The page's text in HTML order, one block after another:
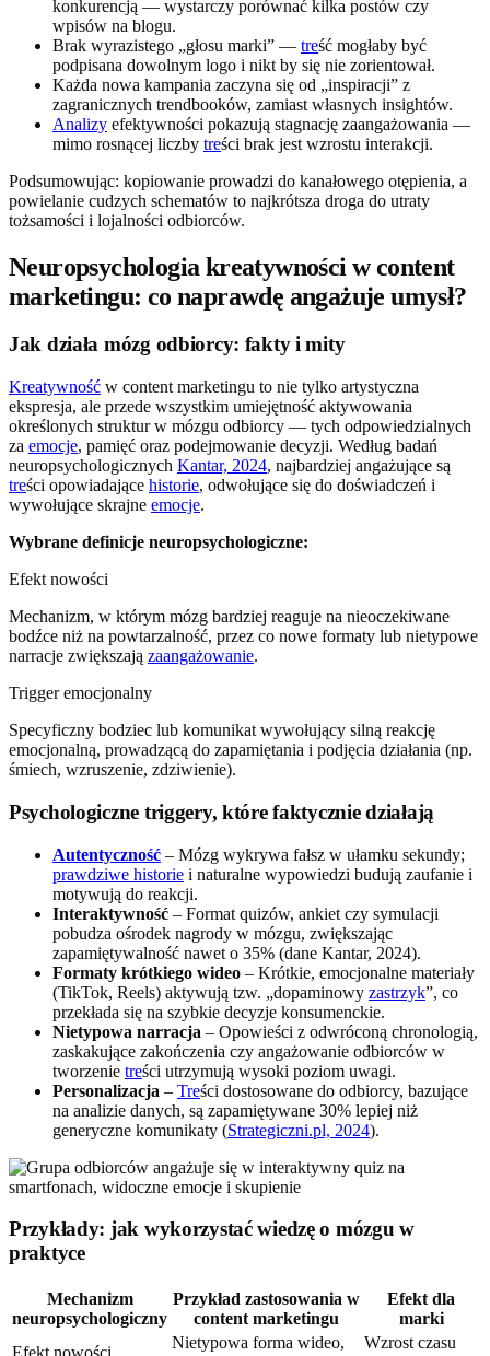
konkurencją — wystarczy porównać kilka postów czy
wpisów na blogu.
Brak wyrazistego „głosu marki” — treść mogłaby być
podpisana dowolnym logo i nikt by się nie zorientował.
Każda nowa kampania zaczyna się od „inspiracji” z
zagranicznych trendbooków, zamiast własnych insightów.
Analizy efektywności pokazują stagnację zaangażowania —
mimo rosnącej liczby treści brak jest wzrostu interakcji.
Podsumowując: kopiowanie prowadzi do kanałowego otępienia, a
powielanie cudzych schematów to najkrótsza droga do utraty
tożsamości i lojalności odbiorców.
Neuropsychologia kreatywności w content
marketingu: co naprawdę angażuje umysł?
Jak działa mózg odbiorcy: fakty i mity
Kreatywność w content marketingu to nie tylko artystyczna
ekspresja, ale przede wszystkim umiejętność aktywowania
określonych struktur w mózgu odbiorcy — tych odpowiedzialnych
za emocje, pamięć oraz podejmowanie decyzji. Według badań
neuropsychologicznych Kantar, 2024, najbardziej angażujące są
treści opowiadające historie, odwołujące się do doświadczeń i
wywołujące skrajne emocje.
Wybrane definicje neuropsychologiczne:
Efekt nowości
Mechanizm, w którym mózg bardziej reaguje na nieoczekiwane
bodźce niż na powtarzalność, przez co nowe formaty lub nietypowe
narracje zwiększają zaangażowanie.
Trigger emocjonalny
Specyficzny bodziec lub komunikat wywołujący silną reakcję
emocjonalną, prowadzącą do zapamiętania i podjęcia działania (np.
śmiech, wzruszenie, zdziwienie).
Psychologiczne triggery, które faktycznie działają
Autentyczność – Mózg wykrywa fałsz w ułamku sekundy;
prawdziwe historie i naturalne wypowiedzi budują zaufanie i
motywują do reakcji.
Interaktywność – Format quizów, ankiet czy symulacji
pobudza ośrodek nagrody w mózgu, zwiększając
zapamiętywalność nawet o 35% (dane Kantar, 2024).
Formaty krótkiego wideo – Krótkie, emocjonalne materiały
(TikTok, Reels) aktywują tzw. „dopaminowy zastrzyk”, co
przekłada się na szybkie decyzje konsumenckie.
Nietypowa narracja – Opowieści z odwróconą chronologią,
zaskakujące zakończenia czy angażowanie odbiorców w
tworzenie treści utrzymują wysoki poziom uwagi.
Personalizacja – Treści dostosowane do odbiorcy, bazujące
na analizie danych, są zapamiętywane 30% lepiej niż
generyczne komunikaty (Strategiczni.pl, 2024).
Przykłady: jak wykorzystać wiedzę o mózgu w
praktyce
Mechanizm
neuropsychologiczny
Przykład zastosowania w
content marketingu
Efekt dla
marki
Efekt nowości
Nietypowa forma wideo,
Wzrost czasu